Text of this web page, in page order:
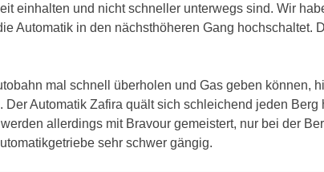
einhalten und nicht schneller unterwegs sind. Wir
Automatik in den nächsthöheren Gang
mal schnell überholen und Gas geben
Automatik Zafira quält sich schleichend jeden
allerdings mit Bravour gemeistert, nur bei der
sehr schwer gängig.